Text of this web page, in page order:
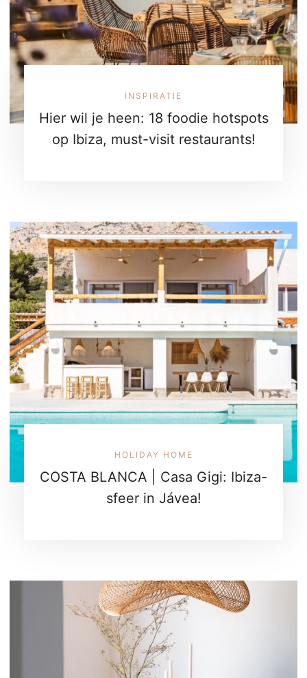
INSPIRATIE
Hier wil je heen: 18 foodie hotspots
op Ibiza, must-visit restaurants!
HOLIDAY HOME
COSTA BLANCA | Casa Gigi: Ibiza-
sfeer in Jávea!